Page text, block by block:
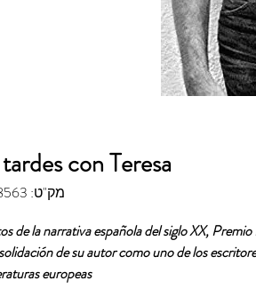
con Teresa
מק"ט: 9788426408563
de la narrativa española del siglo XX,
de su autor como uno de los
europeas.